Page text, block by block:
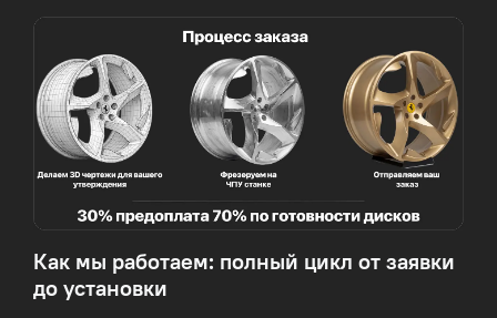
Как мы работаем: полный цикл от заявки
до установки